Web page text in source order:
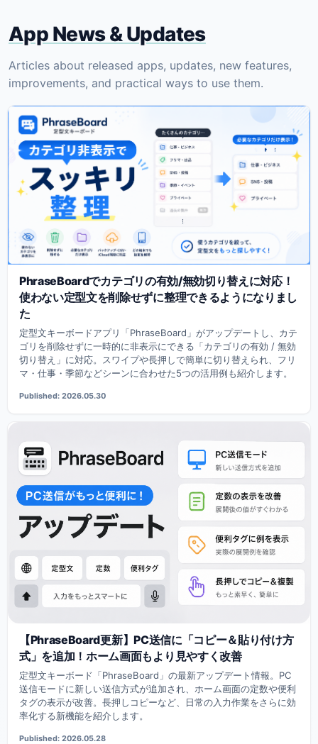
App News & Updates
Articles about released apps, updates, new features,
improvements, and practical ways to use them.
PhraseBoardでカテゴリの有効/無効切り替えに対応！
使わない定型文を削除せずに整理できるようになりまし
た
定型文キーボードアプリ「PhraseBoard」がアップデートし、カテ
ゴリを削除せずに一時的に非表示にできる「カテゴリの有効 / 無効
切り替え」に対応。スワイプや長押しで簡単に切り替えられ、フリ
マ・仕事・季節などシーンに合わせた5つの活用例も紹介します。
Published: 2026.05.30
【PhraseBoard更新】PC送信に「コピー＆貼り付け方
式」を追加！ホーム画面もより見やすく改善
定型文キーボード「PhraseBoard」の最新アップデート情報。PC
送信モードに新しい送信方式が追加され、ホーム画面の定数や便利
タグの表示が改善。長押しコピーなど、日常の入力作業をさらに効
率化する新機能を紹介します。
Published: 2026.05.28